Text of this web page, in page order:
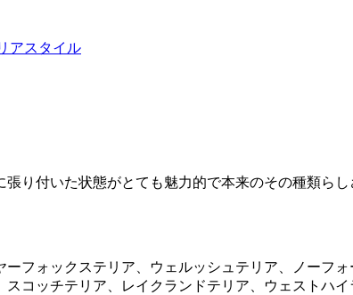
アスタイル
り付いた状態がとても魅力的で本来のその種類ら
フォックステリア、ウェルッシュテリア、ノーフ
コッチテリア、レイクランドテリア、ウェストハ